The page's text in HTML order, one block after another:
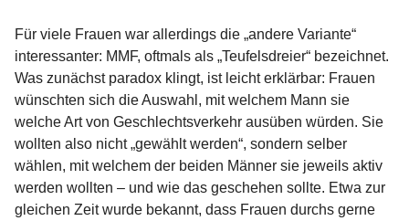
Für viele Frauen war allerdings die „andere Variante“
interessanter: MMF, oftmals als „Teufelsdreier“ bezeichnet.
Was zunächst paradox klingt, ist leicht erklärbar: Frauen
wünschten sich die Auswahl, mit welchem Mann sie
welche Art von Geschlechtsverkehr ausüben würden. Sie
wollten also nicht „gewählt werden“, sondern selber
wählen, mit welchem der beiden Männer sie jeweils aktiv
werden wollten – und wie das geschehen sollte. Etwa zur
gleichen Zeit wurde bekannt, dass Frauen durchs gerne